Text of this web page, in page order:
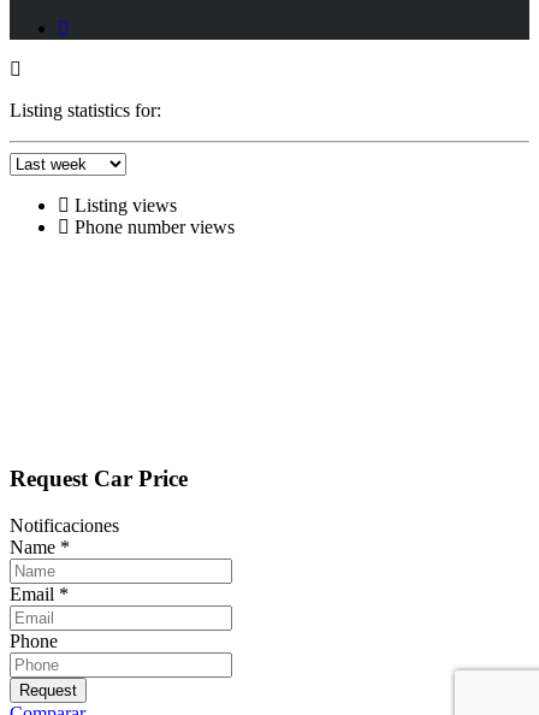
Listing statistics for:
Listing views
Phone number views
Request Car Price
Notificaciones
Name *
Email *
Phone
Request